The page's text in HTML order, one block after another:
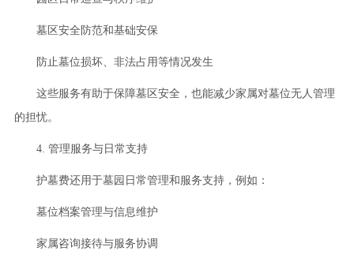
墓区安全防范和基础安保
防止墓位损坏、非法占用等情况发生
这些服务有助于保障墓区安全，也能减少家属对墓位无人管理
的担忧。
4. 管理服务与日常支持
护墓费还用于墓园日常管理和服务支持，例如：
墓位档案管理与信息维护
家属咨询接待与服务协调